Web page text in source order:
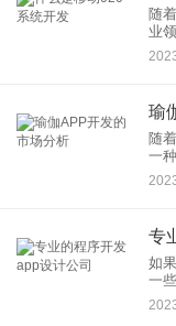
随
业
旨
商
瑜
随
一
市
和
专
如
一
伴。以
司